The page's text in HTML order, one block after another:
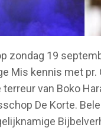
zondag 19
Mis kennis met pr.
van Boko
De Korte.